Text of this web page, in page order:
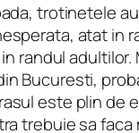
trotinetele
atat in
randul adultilor.
Bucuresti,
este plin de
trebuie sa faca